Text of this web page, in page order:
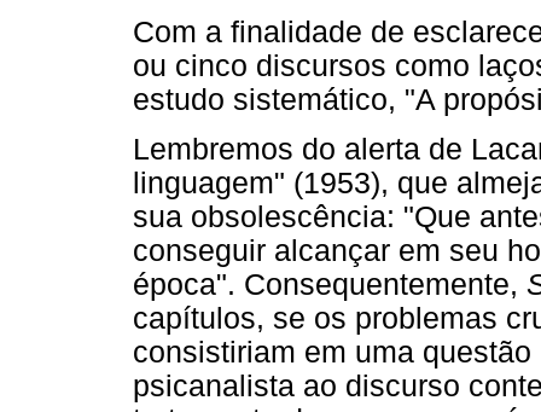
Com a finalidade de
ou cinco discursos como
estudo sistemático, "A
Lembremos do alerta de
linguagem" (1953), que
sua obsolescência: "Que
conseguir alcançar em seu
época". Consequentemente,
capítulos, se os problemas
consistiriam em uma
psicanalista ao discurso